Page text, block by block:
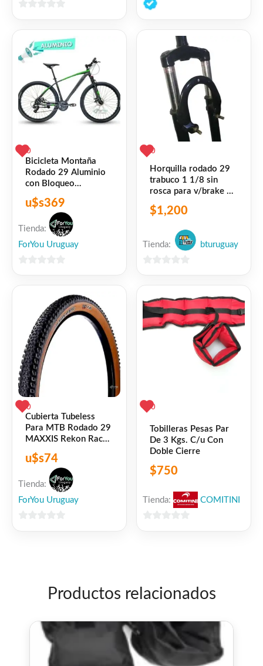
de
0
Bicicleta Montaña
Rodado 29 Aluminio
con Bloqueo
Gris Verde
u$s369
Tienda:
ForYou Uruguay
0
Horquilla rodado 29
trabuco 1 1/8 sin
rosca para v/brake o
disco
$1,200
Tienda: bturuguay
5
0
Cubierta Tubeless
Para MTB Rodado 29
MAXXIS Rekon Race
Tanwall Perfil Tostado
u$s74
Tienda:
ForYou Uruguay
0
Tobilleras Pesas Par
De 3 Kgs. C/u Con
Doble Cierre
$750
Tienda: COMITINI
Productos relacionados